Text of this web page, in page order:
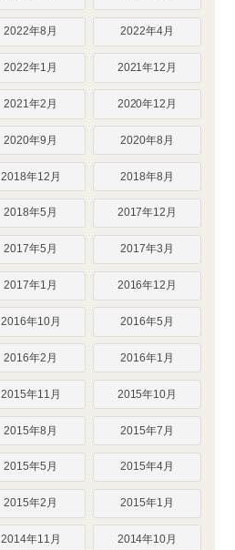
2022年8月 2022年4月
2022年1月 2021年12月
2021年2月 2020年12月
2020年9月 2020年8月
2018年12月 2018年8月
2018年5月 2017年12月
2017年5月 2017年3月
2017年1月 2016年12月
2016年10月 2016年5月
2016年2月 2016年1月
2015年11月 2015年10月
2015年8月 2015年7月
2015年5月 2015年4月
2015年2月 2015年1月
2014年11月 2014年10月